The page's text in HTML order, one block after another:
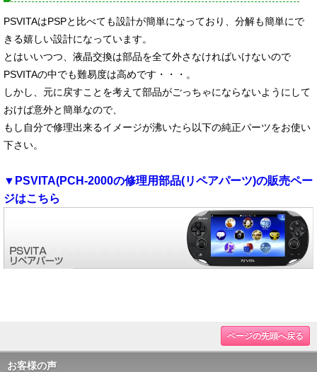
PSVITAはPSPと比べても設計が簡単になっており、分解も簡単にで
きる嬉しい設計になっています。
とはいいつつ、液晶交換は部品を全て外さなければいけないので
PSVITAの中でも難易度は高めです・・・。
しかし、元に戻すことを考えて部品がごっちゃにならないようにして
おけば意外と簡単なので、
もし自分で修理出来るイメージが沸いたら以下の純正パーツをお使い
下さい。
▼PSVITA(PCH-2000の修理用部品(リペアパーツ)の販売ペー
ジはこちら
ページの先頭へ戻る
お客様の声